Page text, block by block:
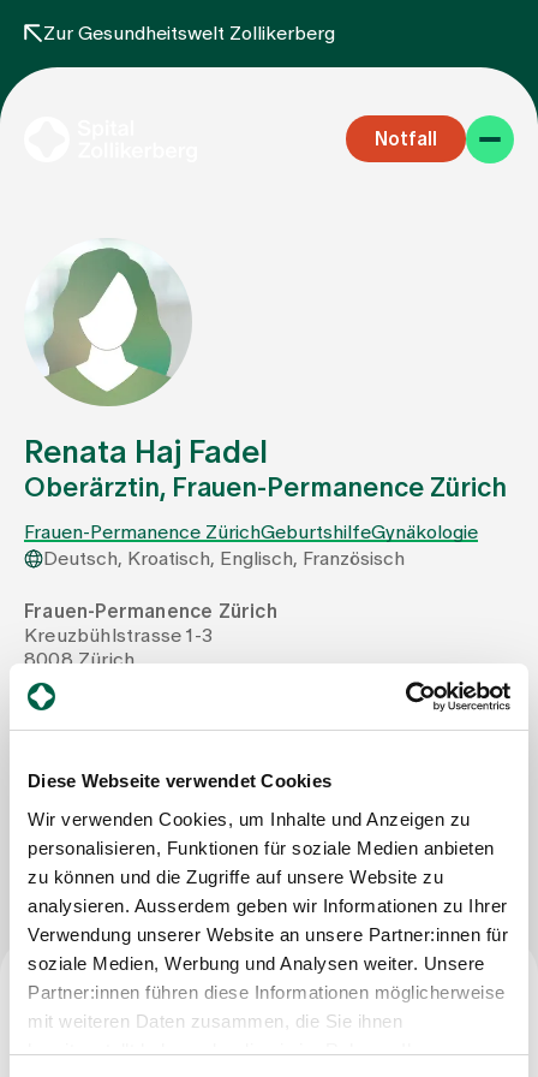
Diese Webseite verwendet Cookies
Wir verwenden Cookies, um Inhalte und Anzeigen zu
personalisieren, Funktionen für soziale Medien anbieten
zu können und die Zugriffe auf unsere Website zu
analysieren. Ausserdem geben wir Informationen zu Ihrer
Verwendung unserer Website an unsere Partner:innen für
soziale Medien, Werbung und Analysen weiter. Unsere
Partner:innen führen diese Informationen möglicherweise
mit weiteren Daten zusammen, die Sie ihnen
bereitgestellt haben oder die sie im Rahmen Ihrer
Zur Gesundheitswelt Zollikerberg
Notfall
Fachbereiche
Aufenthalt
Team
Zuweisende
Aktuelles
Jobs & Karriere
Kontakt
Blog
Renata Haj Fadel
Oberärztin, Frauen-Permanence Zürich
Frauen-Permanence ZürichGeburtshilfeGynäkologie
Deutsch, Kroatisch, Englisch, Französisch
Frauen-Permanence Zürich
Kreuzbühlstrasse 1-3
8008 Zürich
Tel
Mail
Nachricht schreiben
Facharzttitel